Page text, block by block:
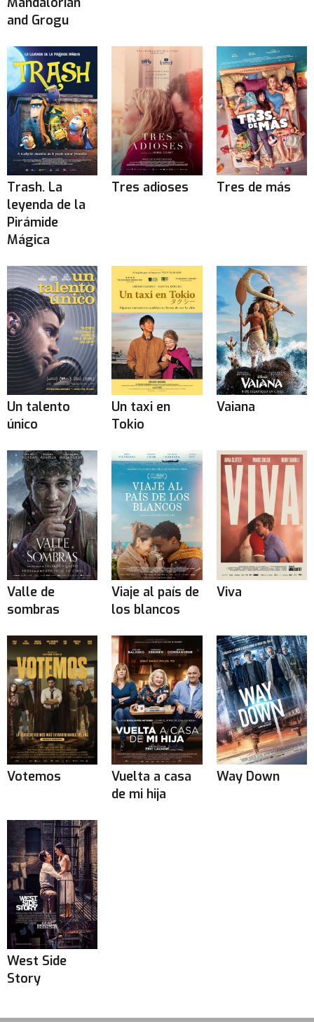
and Grogu
Trash. La
leyenda de la
Pirámide
Mágica
Tres adioses Tres de más
Un talento
único
Un taxi en
Tokio
Vaiana
Valle de
sombras
Viaje al país de
los blancos
Viva
Votemos
Vuelta a casa
de mi hija
Way Down
West Side
Story